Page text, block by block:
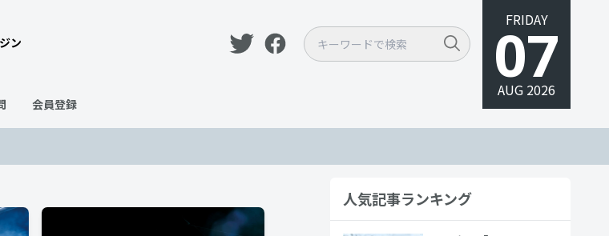
ン
FRIDAY
07
AUG 2026
会員登録
人気記事ランキング